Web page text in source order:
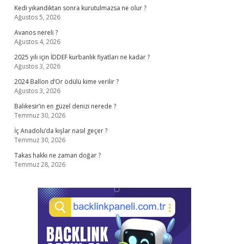
Kedi yıkandıktan sonra kurutulmazsa ne olur ?
Ağustos 5, 2026
Avanos nereli ?
Ağustos 4, 2026
2025 yılı için İDDEF kurbanlık fiyatları ne kadar ?
Ağustos 3, 2026
2024 Ballon d’Or ödülü kime verilir ?
Ağustos 3, 2026
Balıkesir’in en güzel denizi nerede ?
Temmuz 30, 2026
İç Anadolu’da kışlar nasıl geçer ?
Temmuz 30, 2026
Takas hakkı ne zaman doğar ?
Temmuz 28, 2026